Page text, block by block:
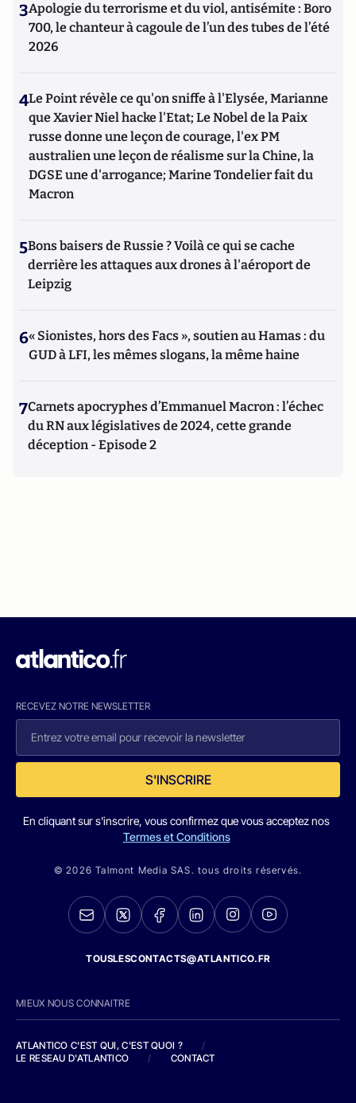
3Apologie du terrorisme et du viol, antisémite : Boro
700, le chanteur à cagoule de l’un des tubes de l’été
2026
4Le Point révèle ce qu'on sniffe à l'Elysée, Marianne
que Xavier Niel hacke l'Etat; Le Nobel de la Paix
russe donne une leçon de courage, l'ex PM
australien une leçon de réalisme sur la Chine, la
DGSE une d'arrogance; Marine Tondelier fait du
Macron
5Bons baisers de Russie ? Voilà ce qui se cache
derrière les attaques aux drones à l'aéroport de
Leipzig
6« Sionistes, hors des Facs », soutien au Hamas : du
GUD à LFI, les mêmes slogans, la même haine
7Carnets apocryphes d’Emmanuel Macron : l’échec
du RN aux législatives de 2024, cette grande
déception - Episode 2
RECEVEZ NOTRE NEWSLETTER
S'INSCRIRE
En cliquant sur s'inscrire, vous confirmez que vous acceptez nos
Termes et Conditions
© 2026 Talmont Media SAS. tous droits réservés.
TOUSLESCONTACTS@ATLANTICO.FR
MIEUX NOUS CONNAITRE
ATLANTICO C'EST QUI, C'EST QUOI ?
/
LE RESEAU D'ATLANTICO
/ CONTACT